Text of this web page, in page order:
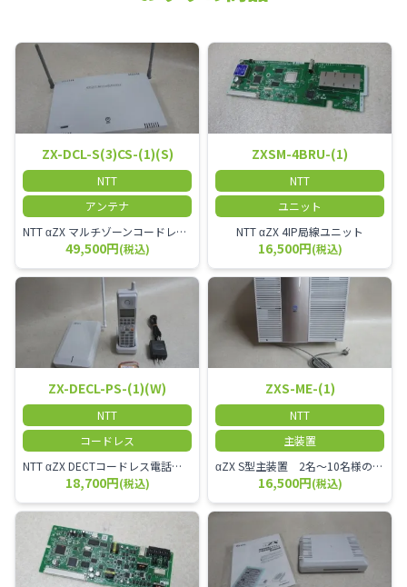
ZX-DCL-S(3)CS-(1)(S)
NTT
アンテナ
NTT αZX マルチゾーンコードレススター増設アンテナ
49,500円(税込)
ZXSM-4BRU-(1)
NTT
ユニット
NTT αZX 4IP局線ユニット
16,500円(税込)
ZX-DECL-PS-(1)(W)
NTT
コードレス
NTT αZX DECTコードレス電話機 電波方式がDECTで、 防水機能（IPX4:あらゆる方向からの水の飛まつを受けても有害な影響を受けない。)を備えた 接続装置と子機の一対シングルゾーンコードレスです。
18,700円(税込)
ZXS-ME-(1)
NTT
主装置
αZX S型主装置 2名～10名様のオフィスに適しております。
16,500円(税込)